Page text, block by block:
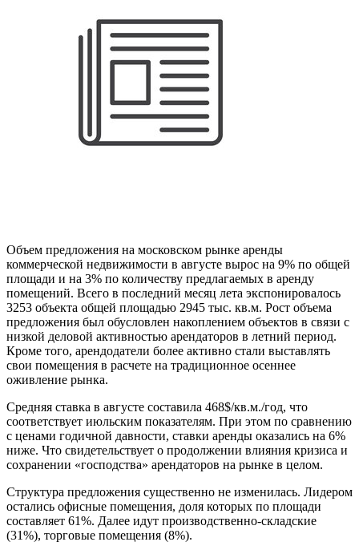
Объем предложения на московском рынке аренды
коммерческой недвижимости в августе вырос на 9% по общей
площади и на 3% по количеству предлагаемых в аренду
помещений. Всего в последний месяц лета экспонировалось
3253 объекта общей площадью 2945 тыс. кв.м. Рост объема
предложения был обусловлен накоплением объектов в связи с
низкой деловой активностью арендаторов в летний период.
Кроме того, арендодатели более активно стали выставлять
свои помещения в расчете на традиционное осеннее
оживление рынка.
Средняя ставка в августе составила 468$/кв.м./год, что
соответствует июльским показателям. При этом по сравнению
с ценами годичной давности, ставки аренды оказались на 6%
ниже. Что свидетельствует о продолжении влияния кризиса и
сохранении «господства» арендаторов на рынке в целом.
Структура предложения существенно не изменилась. Лидером
остались офисные помещения, доля которых по площади
составляет 61%. Далее идут производственно-складские
(31%), торговые помещения (8%).